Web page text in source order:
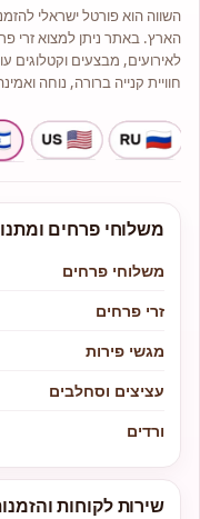
השווה הוא פורטל ישראלי
הארץ. באתר ניתן למצוא זרי
לאירועים, מבצעים וקטלוגים
חוויית קנייה ברורה, נוחה
משלוחי פרחים
משלוחי פרחים
זרי פרחים
מגשי פירות
עציצים וסחלבים
ורדים
שירות לקוחות